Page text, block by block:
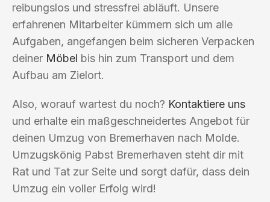
reibungslos und stressfrei abläuft. Unsere
erfahrenen Mitarbeiter kümmern sich um alle
Aufgaben, angefangen beim sicheren Verpacken
deiner Möbel bis hin zum Transport und dem
Aufbau am Zielort.
Also, worauf wartest du noch? Kontaktiere uns
und erhalte ein maßgeschneidertes Angebot für
deinen Umzug von Bremerhaven nach Molde.
Umzugskönig Pabst Bremerhaven steht dir mit
Rat und Tat zur Seite und sorgt dafür, dass dein
Umzug ein voller Erfolg wird!